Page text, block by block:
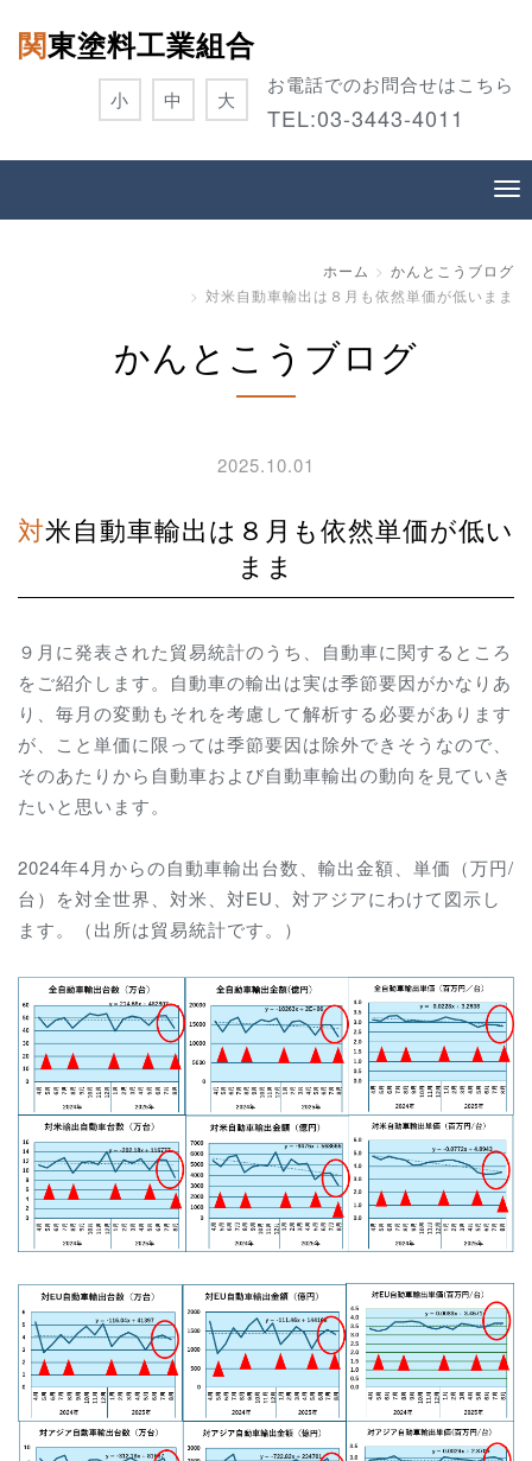
関東塗料工業組合
お電話でのお問合せはこちら
TEL:03-3443-4011
小 中 大
ホーム
かんとこうブログ
対米自動車輸出は８月も依然単価が低いまま
かんとこうブログ
2025.10.01
対米自動車輸出は８月も依然単価が低い
まま
９月に発表された貿易統計のうち、自動車に関するところ
をご紹介します。自動車の輸出は実は季節要因がかなりあ
り、毎月の変動もそれを考慮して解析する必要があります
が、こと単価に限っては季節要因は除外できそうなので、
そのあたりから自動車および自動車輸出の動向を見ていき
たいと思います。
2024年4月からの自動車輸出台数、輸出金額、単価（万円/
台）を対全世界、対米、対EU、対アジアにわけて図示し
ます。（出所は貿易統計です。）